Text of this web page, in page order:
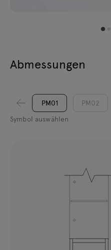
Abmessungen
PM01 PM02
Symbol auswählen